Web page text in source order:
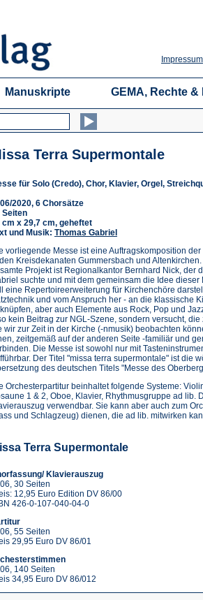
Impressum
Manuskripte GEMA, Rechte &
Terra Supermontale
für Solo (Credo), Chor, Klavier, Orgel,
2020, 6 Chorsätze
Seiten
cm x 29,7 cm, geheftet
und Musik: Thomas Gabriel
vorliegende Messe ist eine Auftragskomposition
Kreisdekanaten Gummersbach und
Projekt ist Regionalkantor Bernhard Nick, der
suchte und mit dem gemeinsam die Idee dieser
eine Repertoireerweiterung für Kirchenchöre
und vom Anspruch her - an die klassische
aber auch Elemente aus Rock, Pop und
kein Beitrag zur NGL-Szene, sondern versucht,
wir zur Zeit in der Kirche (-nmusik) beobachten
zeitgemäß auf der anderen Seite -familiär und
Die Messe ist sowohl nur mit
Der Titel "missa terra supermontale" ist die
des deutschen Titels "Messe des
Orchesterpartitur beinhaltet folgende Systeme:
1 & 2, Oboe, Klavier, Rhythmusgruppe ad
verwendbar. Sie kann aber auch zum
und Schlagzeug) dienen, die ad lib. mitwirken
Terra Supermontale
Klavierauszug
30 Seiten
12,95 Euro Edition DV 86/00
426-0-107-040-04-0
55 Seiten
29,95 Euro DV 86/01
140 Seiten
34,95 Euro DV 86/012